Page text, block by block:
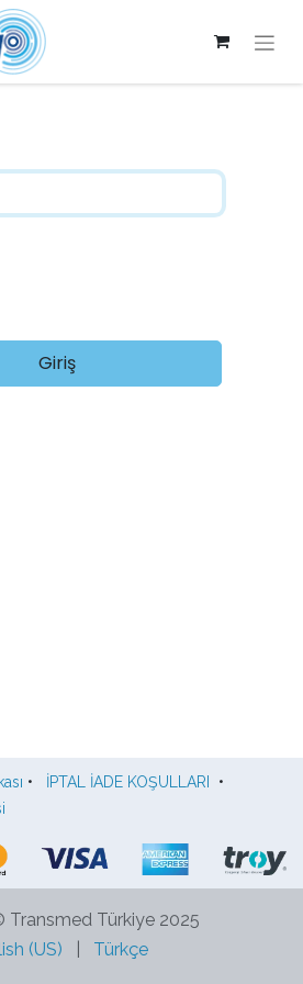
Giriş
• İPTAL İADE KOŞULLARI
•
Türkiye 2025
(US)
Türkçe